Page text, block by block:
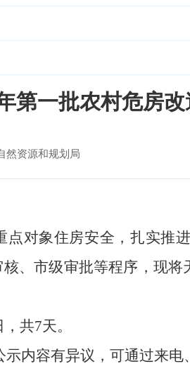
第一批农村危房
然资源和规划局
点对象住房安全，扎实推
、市级审批等程序， 现将
，共7天。
内容有异议，可通过来电